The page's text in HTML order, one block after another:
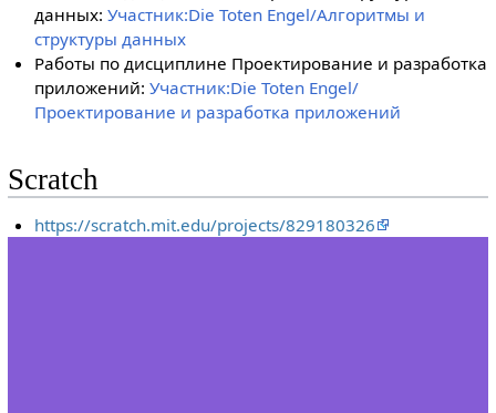
данных:Участник:Die Toten Engel/Алгоритмы и
структуры данных
Работы по дисциплине Проектирование и разработка
приложений:Участник:Die Toten Engel/
Проектирование и разработка приложений
Scratch
https://scratch.mit.edu/projects/829180326